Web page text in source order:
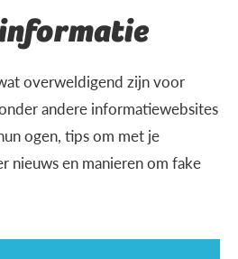
overweldigend zijn voor
andere informatiewebsites
ogen, tips om met je
nieuws en manieren om fake